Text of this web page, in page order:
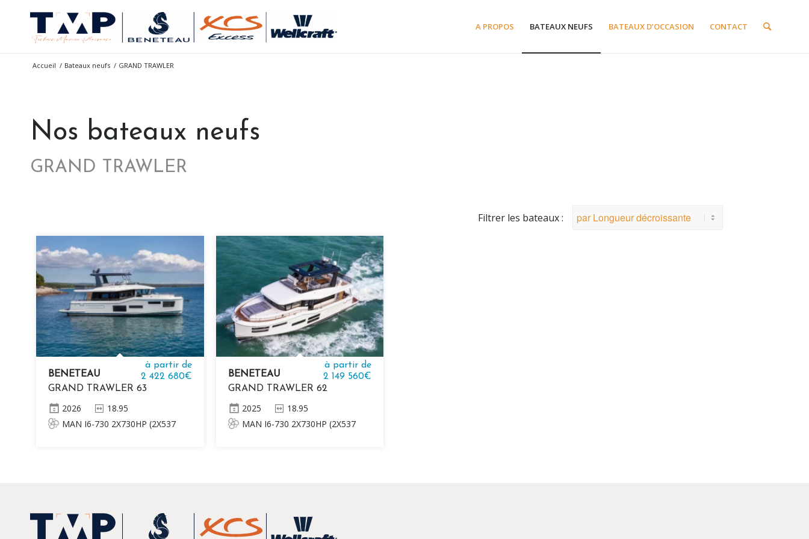
A PROPOS BATEAUX NEUFS BATEAUX D’OCCASION CONTACT
Nos bateaux neufs
GRAND TRAWLER
Accueil / Bateaux neufs / GRAND TRAWLER
Filtrer les bateaux :
BENETEAU
GRAND TRAWLER 63
à partir de
2 422 680€
2026
18.95
MAN I6-730 2X730HP (2X537
BENETEAU
GRAND TRAWLER 62
à partir de
2 149 560€
2025
18.95
MAN I6-730 2X730HP (2X537